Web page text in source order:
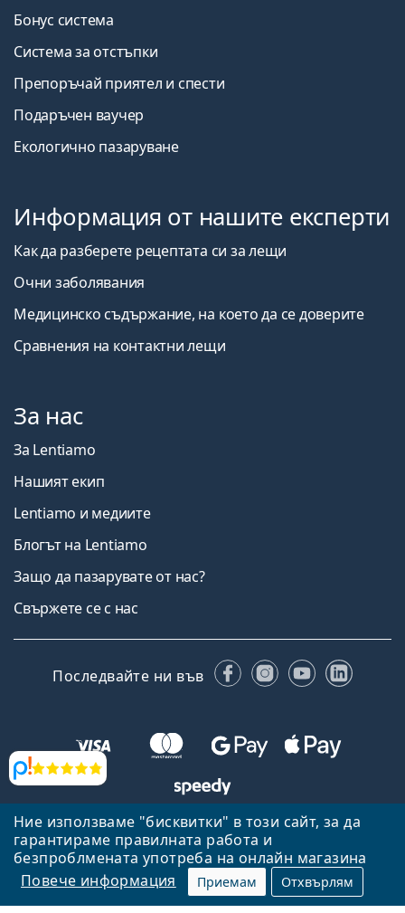
Ние използваме "бисквитки" в този сайт, за да
гарантираме правилната работа и
безпроблмената употреба на онлайн магазина
Повече информация
Приемам Отхвърлям
Прегледи
Бонус система
Система за отстъпки
Препоръчай приятел и спести
Подаръчен ваучер
Екологично пазаруване
Информация от нашите експерти
Как да разберете рецептата си за лещи
Очни заболявания
Медицинско съдържание, на което да се доверите
Сравнения на контактни лещи
За нас
За Lentiamo
Нашият екип
Lentiamo и медиите
Блогът на Lentiamo
Защо да пазарувате от нас?
Свържете се с нас
Последвайте ни във FacebookInstagram
YouTube
Назад към началната страница
Нагоре
Lentiamo.bg е собственост и се управлява от Lentiamo s.r.o.,
Република Чехия
Тук сме за вас в продължение на 18 години.